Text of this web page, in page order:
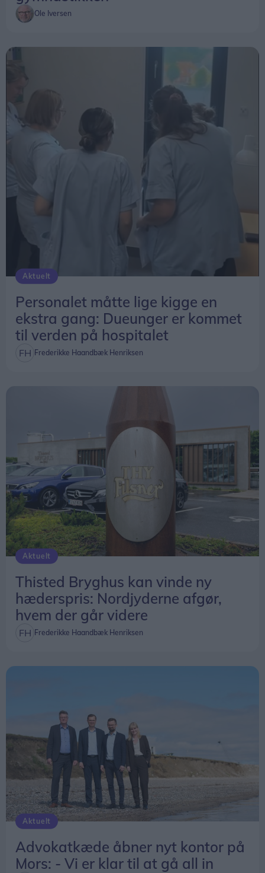
Ole Iversen
Aktuelt
Personalet måtte lige kigge en
ekstra gang: Dueunger er kommet
til verden på hospitalet
Frederikke Haandbæk Henriksen
Aktuelt
Thisted Bryghus kan vinde ny
hæderspris: Nordjyderne afgør,
hvem der går videre
Frederikke Haandbæk Henriksen
Aktuelt
Advokatkæde åbner nyt kontor på
Mors: - Vi er klar til at gå all in